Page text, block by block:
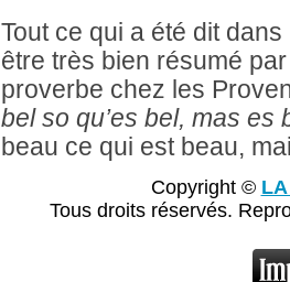
Tout ce qui a été dit dans
être très bien résumé
proverbe chez les
bel so qu’es bel, mas es
beau ce qui est beau,
Copyright ©
Tous droits réservés.